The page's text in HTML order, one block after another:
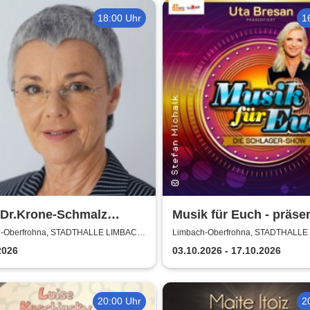
18:00 Uhr
Schmalz
- und der Westen -
Beziehung
Oberfrohna, STADTHALLE LIMBACH-
Musik für Euch -
von Uta Bresan
Limbach-Oberfrohna, STADTHALLE
03.10.2026 - 17.10.2026
20:00 Uhr